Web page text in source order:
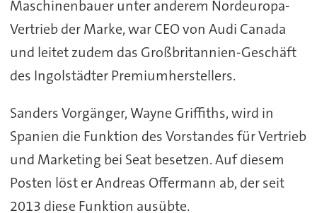
Maschinenbauer unter anderem Nordeuropa-
Vertrieb der Marke, war CEO von Audi Canada
und leitet zudem das Großbritannien-Geschäft
des Ingolstädter Premiumherstellers.
Sanders Vorgänger, Wayne Griffiths, wird in
Spanien die Funktion des Vorstandes für Vertrieb
und Marketing bei Seat besetzen. Auf diesem
Posten löst er Andreas Offermann ab, der seit
2013 diese Funktion ausübte.